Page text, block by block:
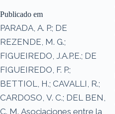
Publicado em
PARADA, A. P.; DE
REZENDE, M. G.;
FIGUEIREDO, J.A.P.E.; DE
FIGUEIREDO, F. P.;
BETTIOL, H.; CAVALLI, R.;
CARDOSO, V. C.; DEL BEN,
C. M. Asociaciones entre la